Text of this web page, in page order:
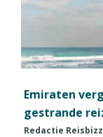
Emiraten
gestrande
Redactie Reisbizz